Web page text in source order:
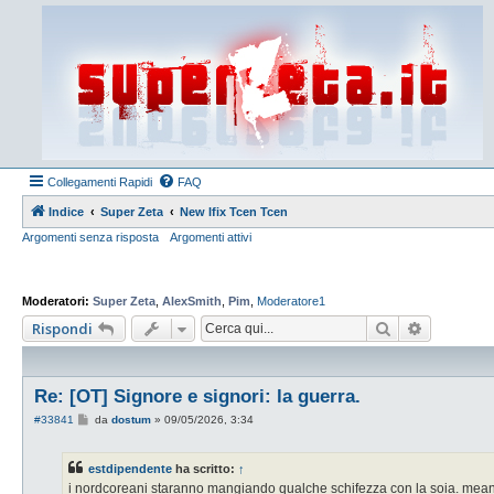
Collegamenti Rapidi FAQ
Indice Super Zeta
New Ifix Tcen Tcen
Argomenti senza risposta
Argomenti attivi
Moderatori: Super Zeta AlexSmith Pim Moderatore1
Rispondi Cerca
Re: [OT] Signore e signori: la guerra.
#33841
M
a
g
da dostum» 09/05/2026, 3:34
estdipendente ha scritto: ↑
i nordcoreani staranno mangiando qualche schifezza con la soia.